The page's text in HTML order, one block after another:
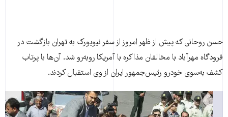
حسن روحانی که پيش از ظهر امروز از سفر نيويورک به تهران بازگشت در
فرودگاه مهرآباد با مخالفان مذاکره با آمريکا روبه‌رو شد. آن‌ها با پرتاب
کشف به‌سوی خودرو رئيس‌جمهور ايران از وی استقبال کردند.